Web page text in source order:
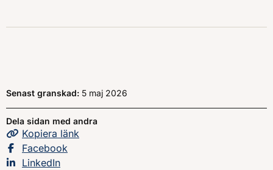
Senast granskad: 5 maj 2026
Dela sidan med andra
Kopiera sidans
länk
Dela sidan på
Facebook
Dela sidan på
LinkedIn